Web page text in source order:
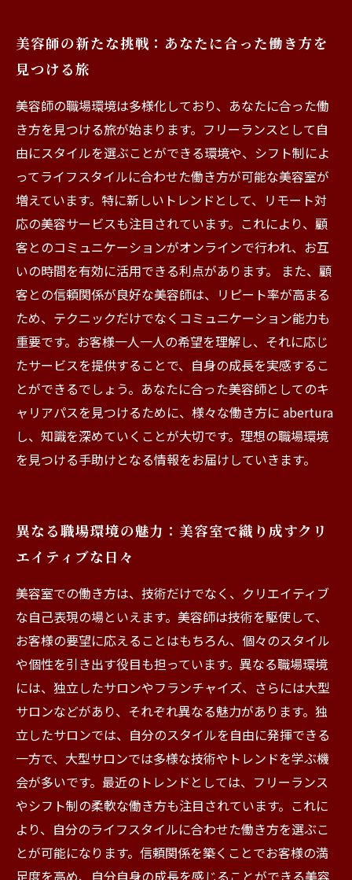
までの選択肢
理想の職場環境を見極める：あなたのキャリア
パスを描こう
美容室での働き方のトレンド：未来の美容師を
育む
魅力的な美容師への第一歩：あなたの夢をかな
える求人情報
美容師の新たな挑戦：あなたに合った働き方を
見つける旅
美容師の職場環境は多様化しており、あなたに合った働
き方を見つける旅が始まります。フリーランスとして自
由にスタイルを選ぶことができる環境や、シフト制によ
ってライフスタイルに合わせた働き方が可能な美容室が
増えています。特に新しいトレンドとして、リモート対
応の美容サービスも注目されています。これにより、顧
客とのコミュニケーションがオンラインで行われ、お互
いの時間を有効に活用できる利点があります。 また、顧
客との信頼関係が良好な美容師は、リピート率が高まる
ため、テクニックだけでなくコミュニケーション能力も
重要です。お客様一人一人の希望を理解し、それに応じ
たサービスを提供することで、自身の成長を実感するこ
とができるでしょう。あなたに合った美容師としてのキ
ャリアパスを見つけるために、様々な働き方に abertura
し、知識を深めていくことが大切です。理想の職場環境
を見つける手助けとなる情報をお届けしていきます。
異なる職場環境の魅力：美容室で織り成すクリ
エイティブな日々
美容室での働き方は、技術だけでなく、クリエイティブ
な自己表現の場といえます。美容師は技術を駆使して、
お客様の要望に応えることはもちろん、個々のスタイル
や個性を引き出す役目も担っています。異なる職場環境
には、独立したサロンやフランチャイズ、さらには大型
サロンなどがあり、それぞれ異なる魅力があります。独
立したサロンでは、自分のスタイルを自由に発揮できる
一方で、大型サロンでは多様な技術やトレンドを学ぶ機
会が多いです。最近のトレンドとしては、フリーランス
やシフト制の柔軟な働き方も注目されています。これに
より、自分のライフスタイルに合わせた働き方を選ぶこ
とが可能になります。信頼関係を築くことでお客様の満
足度を高め、自分自身の成長を感じることができる美容